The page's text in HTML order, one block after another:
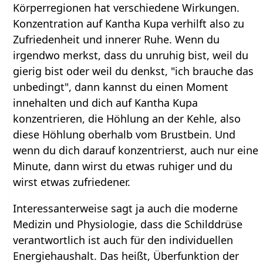
Körperregionen hat verschiedene Wirkungen.
Konzentration auf Kantha Kupa verhilft also zu
Zufriedenheit und innerer Ruhe. Wenn du
irgendwo merkst, dass du unruhig bist, weil du
gierig bist oder weil du denkst, "ich brauche das
unbedingt", dann kannst du einen Moment
innehalten und dich auf Kantha Kupa
konzentrieren, die Höhlung an der Kehle, also
diese Höhlung oberhalb vom Brustbein. Und
wenn du dich darauf konzentrierst, auch nur eine
Minute, dann wirst du etwas ruhiger und du
wirst etwas zufriedener.
Interessanterweise sagt ja auch die moderne
Medizin und Physiologie, dass die Schilddrüse
verantwortlich ist auch für den individuellen
Energiehaushalt. Das heißt, Überfunktion der